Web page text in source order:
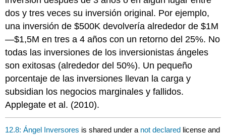
dos y tres veces su inversión original. Por ejemplo,
una inversión de $500K devolvería alrededor de $1M
—$1,5M en tres a 4 años con un retorno del 25%. No
todas las inversiones de los inversionistas ángeles
son exitosas (alrededor del 50%). Un pequeño
porcentaje de las inversiones llevan la carga y
subsidian los negocios marginales y fallidos.
Applegate et al. (2010).
12.8: Ángel Inversores is shared under a not declared license and